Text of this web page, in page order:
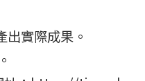
實際成果。